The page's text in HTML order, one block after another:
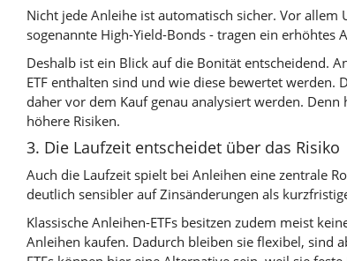
Nicht jede Anleihe ist automatisch sicher. Vor
sogenannte High-Yield-Bonds - tragen ein erhöhtes
Deshalb ist ein Blick auf die Bonität entscheidend.
ETF enthalten sind und wie diese bewertet werden.
daher vor dem Kauf genau analysiert werden.
höhere Risiken.
3. Die Laufzeit entscheidet über das Risiko
Auch die Laufzeit spielt bei Anleihen eine zentrale
deutlich sensibler auf Zinsänderungen als
Klassische Anleihen-ETFs besitzen zudem meist
Anleihen kaufen. Dadurch bleiben sie flexibel, sind